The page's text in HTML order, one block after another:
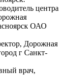
центра
ОАО
Дорожная
г Санкт-
врач,